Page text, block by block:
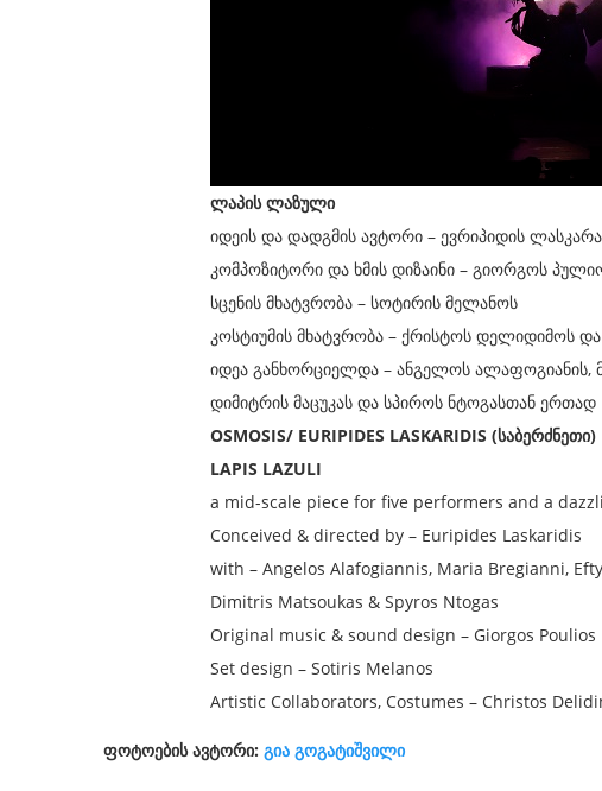
ლაპის ლაზული
იდეის და დადგმის ავტორი – ევრიპიდის
კომპოზიტორი და ხმის დიზაინი – გიორგოს
სცენის მხატვრობა – სოტირის მელანოს
კოსტიუმის მხატვრობა – ქრისტოს დელიდიმოს
იდეა განხორციელდა – ანგელოს ალაფოგიანის,
დიმიტრის მაცუკას და სპიროს ნტოგასთან ერთად
OSMOSIS/ EURIPIDES LASKARIDIS (საბერძნეთი)
LAPIS LAZULI
a mid-scale piece for five performers and a
Conceived & directed by – Euripides Laskaridis
with – Angelos Alafogiannis, Maria Bregianni,
Dimitris Matsoukas & Spyros Ntogas
Original music & sound design – Giorgos Poulios
Set design – Sotiris Melanos
Artistic Collaborators, Costumes – Christos
ფოტოების ავტორი: გია გოგატიშვილი